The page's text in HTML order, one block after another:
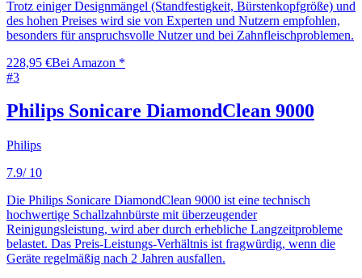
Trotz einiger Designmängel (Standfestigkeit, Bürstenkopfgröße) und
des hohen Preises wird sie von Experten und Nutzern empfohlen,
besonders für anspruchsvolle Nutzer und bei Zahnfleischproblemen.
228,95 €Bei Amazon *
#3
Philips Sonicare DiamondClean 9000
Philips
7.9/ 10
Die Philips Sonicare DiamondClean 9000 ist eine technisch
hochwertige Schallzahnbürste mit überzeugender
Reinigungsleistung, wird aber durch erhebliche Langzeitprobleme
belastet. Das Preis-Leistungs-Verhältnis ist fragwürdig, wenn die
Geräte regelmäßig nach 2 Jahren ausfallen.